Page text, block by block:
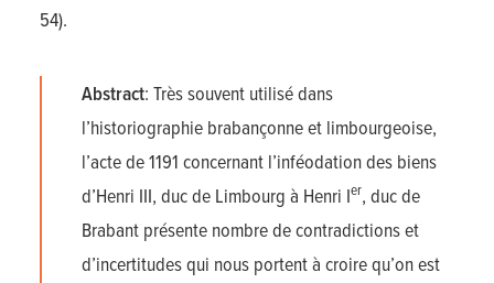
54).
Abstract: Très souvent utilisé dans
l’historiographie brabançonne et limbourgeoise,
l’acte de 1191 concernant l’inféodation des biens
d’Henri III, duc de Limbourg à Henri Ier, duc de
Brabant présente nombre de contradictions et
d’incertitudes qui nous portent à croire qu’on est